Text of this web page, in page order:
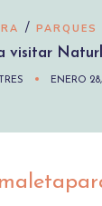
/ PARQUES
visitar
ENERO 28,